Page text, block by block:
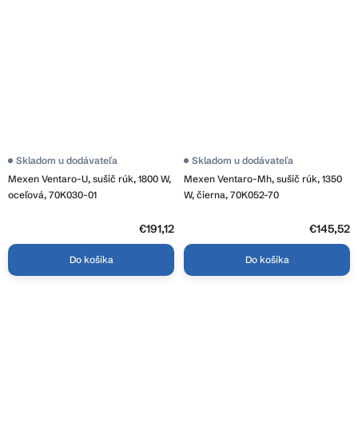
Mexen Ventaro-U, sušič rúk, 1800 W,
oceľová, 70K030-01
Skladom u dodávateľa
€191,12
Do košíka
Mexen Ventaro-Mh, sušič rúk, 1350
W, čierna, 70K052-70
Skladom u dodávateľa
€145,52
Do košíka